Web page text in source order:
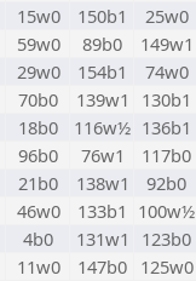
15w0 150b1
25w0
59w0 89b0
149w1
29w0 154b1
74w0
70b0 139w1
130b1
18b0 116w½ 136b1
96b0 76w1
117b0
21b0 138w1
92b0
46w0 133b1 100w½
4b0 131w1
123b0
11w0 147b0 125w0